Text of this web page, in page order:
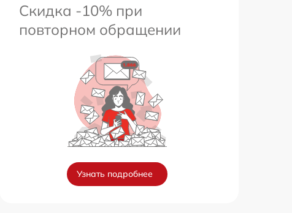
Скидка -10% при
повторном обращении
Узнать подробнее